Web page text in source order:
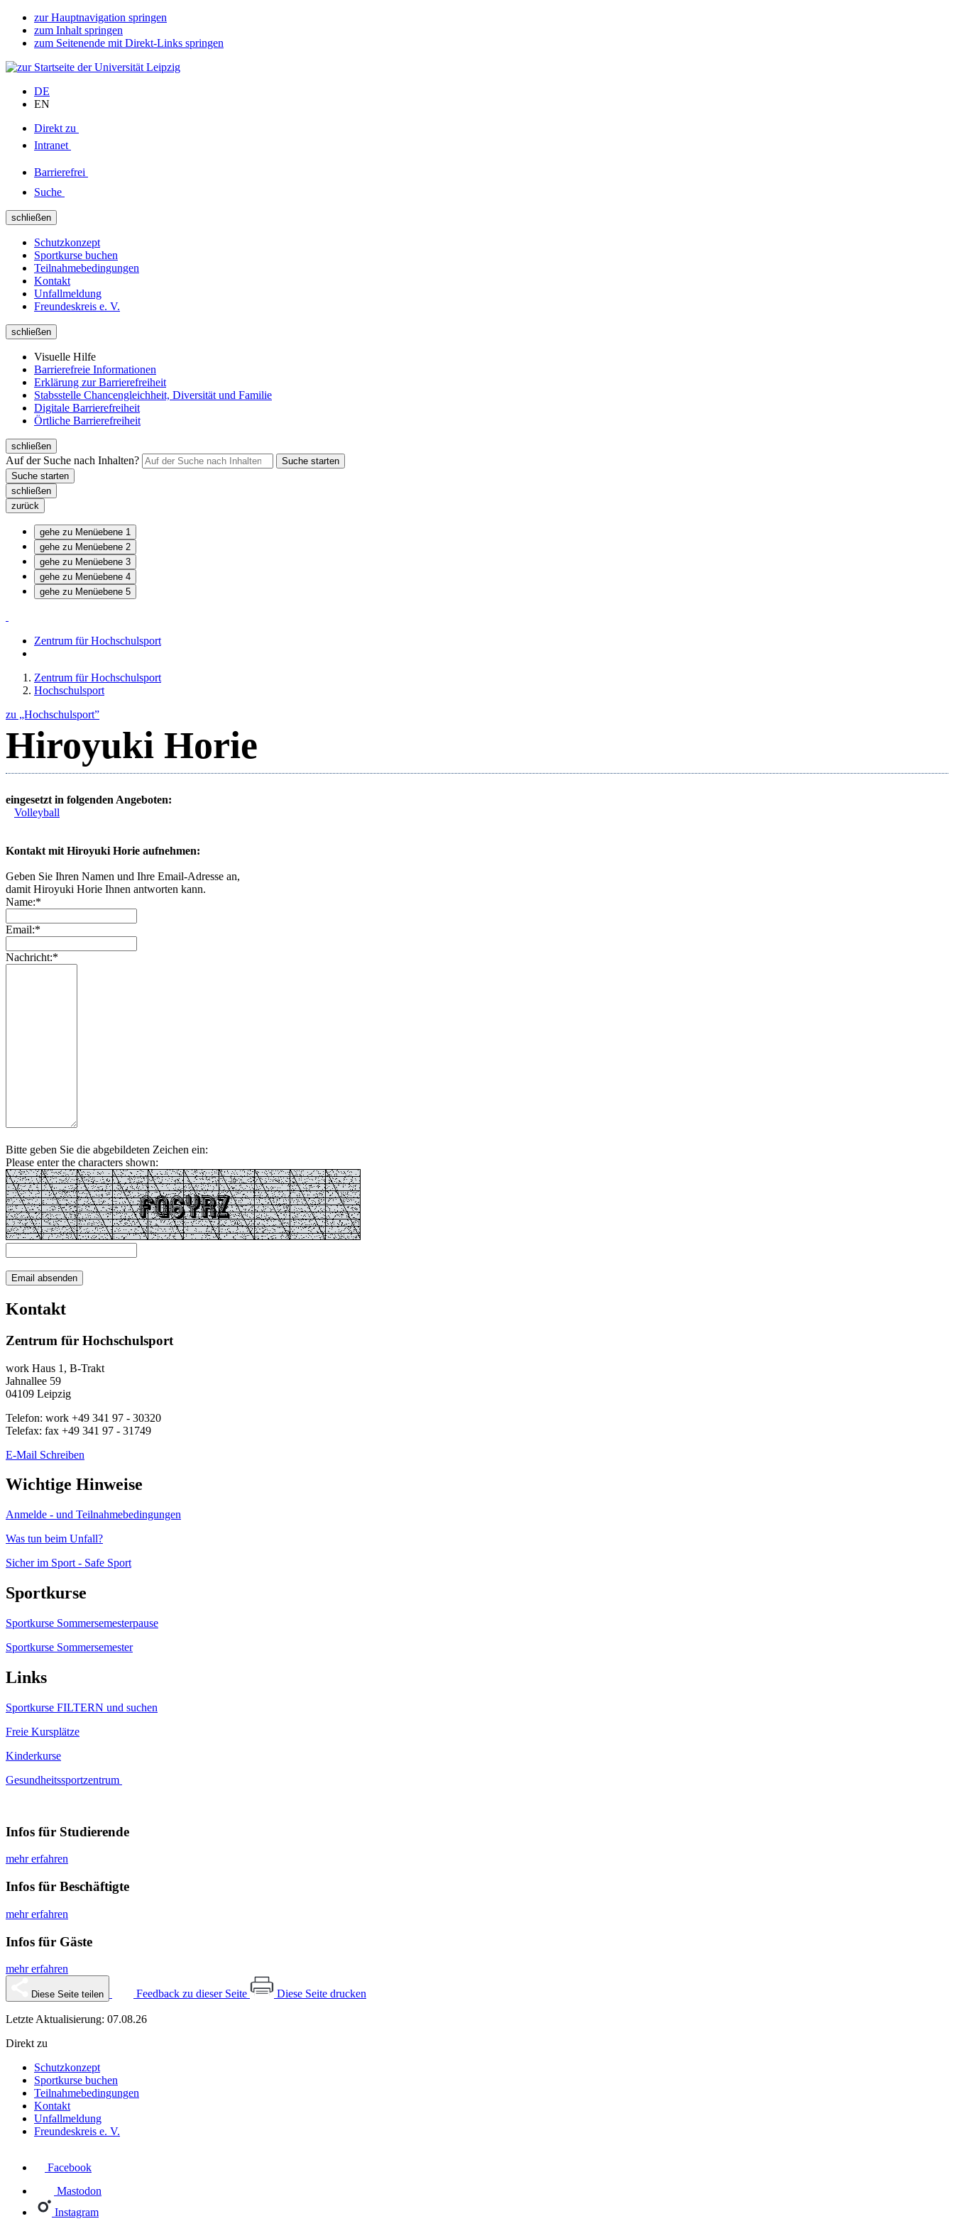
zur Hauptnavigation springen
zum Inhalt springen
zum Seitenende mit Direkt-Links springen
DE
EN
Direkt zu
Intranet
Barrierefrei
Suche
schließen
Schutzkonzept
Sportkurse buchen
Teilnahmebedingungen
Kontakt
Unfallmeldung
Freundeskreis e. V.
schließen
Visuelle Hilfe
Barrierefreie Informationen
Erklärung zur Barrierefreiheit
Stabsstelle Chancengleichheit, Diversität und Familie
Digitale Barrierefreiheit
Örtliche Barrierefreiheit
schließen
Auf der Suche nach Inhalten?
schließen
zurück
gehe zu Menüebene 1
gehe zu Menüebene 2
gehe zu Menüebene 3
gehe zu Menüebene 4
gehe zu Menüebene 5
Zentrum für Hochschulsport
Zentrum für Hochschulsport
Hochschulsport
zu „Hochschulsport”
Hiroyuki Horie
eingesetzt in folgenden Angeboten:
Volleyball
Kontakt mit Hiroyuki Horie aufnehmen:
Geben Sie Ihren Namen und Ihre Email-Adresse an,
damit Hiroyuki Horie Ihnen antworten kann.
Name:*
Email:*
Nachricht:*
Bitte geben Sie die abgebildeten Zeichen ein:
Please enter the characters shown:
Kontakt
Zentrum für Hochschulsport
work Haus 1, B-Trakt
Jahnallee 59
04109 Leipzig
Telefon: work +49 341 97 - 30320
Telefax: fax +49 341 97 - 31749
E-Mail Schreiben
Wichtige Hinweise
Anmelde - und Teilnahmebedingungen
Was tun beim Unfall?
Sicher im Sport - Safe Sport
Sportkurse
Sportkurse Sommersemesterpause
Sportkurse Sommersemester
Links
Sportkurse FILTERN und suchen
Freie Kursplätze
Kinderkurse
Gesundheitssportzentrum
Infos für Studierende
mehr erfahren
Infos für Beschäftigte
mehr erfahren
Infos für Gäste
mehr erfahren
Diese Seite teilen Feedback zu dieser Seite Diese Seite drucken
Letzte Aktualisierung: 07.08.26
Direkt zu
Schutzkonzept
Sportkurse buchen
Teilnahmebedingungen
Kontakt
Unfallmeldung
Freundeskreis e. V.
Facebook
Mastodon
Instagram